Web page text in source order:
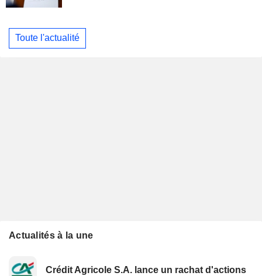
Toute l'actualité
Actualités à la une
Crédit Agricole S.A. lance un rachat d'actions